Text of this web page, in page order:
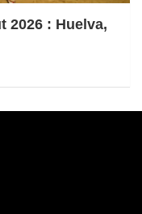
2026 : Huelva,